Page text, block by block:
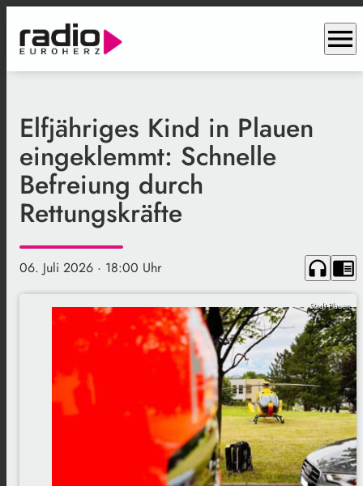
menu
Elfjähriges Kind in Plauen
eingeklemmt: Schnelle
Befreiung durch
Rettungskräfte
06. Juli 2026 · 18:00 Uhr headphones chrome_reader_mode
Stadt Plauen